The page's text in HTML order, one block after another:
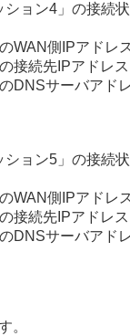
ション4」の接続
WAN側IPアドレ
接続先IPアドレ
DNSサーバアド
ション5」の接続
WAN側IPアドレ
接続先IPアドレ
DNSサーバアド
。